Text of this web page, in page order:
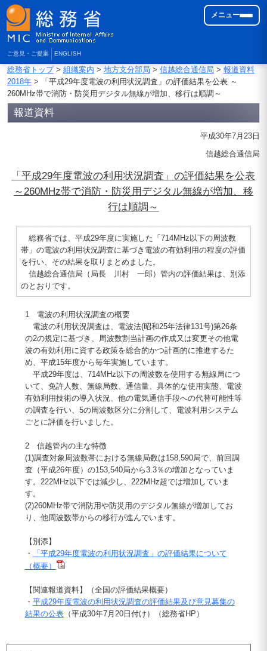
ご意見・ご提案 ENGLISH
メニュー
総務省トップ> 組織案内 > 地方支分部局 > 信越総合通信局 > 報道資料
2018年> 「平成29年度電波の利用状況調査」の評価結果を公表 ～
260MHz帯で消防・防災用デジタル無線が増加、移行は順調～
報道資料
平成30年7月23日
信越総合通信局
「平成29年度電波の利用状況調査」の評価結果を公表
～260MHz帯で消防・防災用デジタル無線が増加、移
行は順調～
総務省では、平成29年度に実施した「714MHz以下の周波数
帯」の電波の利用状況調査に基づき電波の有効利用の程度の評価
を行い、その結果を取りまとめました。
信越総合通信局（局長 川村 一郎）管内の評価結果は、別添
のとおりです。
1 電波の利用状況調査の概要
電波の利用状況調査は、電波法(昭和25年法律131号)第26条
の2の規定に基づき、周波数割当計画の作成又は変更その他電
波の有効利用に資する政策を総合的かつ計画的に推進するた
め、平成15年度から毎年実施しています。
平成29年度は、714MHz以下の周波数を使用する無線局につ
いて、免許人数、無線局数、通信量、具体的な使用実態、電波
有効利用技術の導入状況、他の電気通信手段への代替可能性等
の調査を行い、5の周波数区分に分割して、電波利用システム
ごとに評価を行いました。
2 信越管内の主な特徴
(1)調査対象周波数帯における無線局数は158,590局で、前回調
査（平成26年度）の153,540局から3.3％の増加となっていま
す。222MHz以下では減少し、222MHz超では増加していま
す。
(2)260MHz帯で消防用や防災用のデジタル無線が増加してお
り、他周波数帯からの移行が進んでいます。
【別添】
・
「平成29年度電波の利用状況調査」の評価結果について
（概要）
【関連報道資料】（全国の評価結果概要）
・ 平成29年度電波の利用状況調査の評価結果及び意見募集の
結果の公表（平成30年7月20日付け）（総務省HP）